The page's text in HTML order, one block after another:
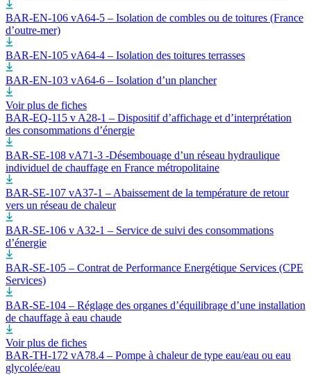
BAR-EN-106 vA64-5 – Isolation de combles ou de toitures (France
d’outre-mer)
BAR-EN-105 vA64-4 – Isolation des toitures terrasses
BAR-EN-103 vA64-6 – Isolation d’un plancher
Voir plus de fiches
BAR-EQ-115 v A28-1 – Dispositif d’affichage et d’interprétation
des consommations d’énergie
BAR-SE-108 vA71-3 -Désembouage d’un réseau hydraulique
individuel de chauffage en France métropolitaine
BAR-SE-107 vA37-1 – Abaissement de la température de retour
vers un réseau de chaleur
BAR-SE-106 v A32-1 – Service de suivi des consommations
d’énergie
BAR-SE-105 – Contrat de Performance Energétique Services (CPE
Services)
BAR-SE-104 – Réglage des organes d’équilibrage d’une installation
de chauffage à eau chaude
Voir plus de fiches
BAR-TH-172 vA78.4 – Pompe à chaleur de type eau/eau ou eau
glycolée/eau